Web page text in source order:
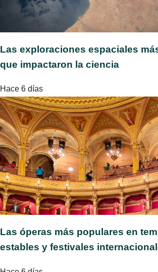
Las exploraciones espaciales
que impactaron la ciencia
Hace 6 días
Las óperas más populares en
estables y festivales